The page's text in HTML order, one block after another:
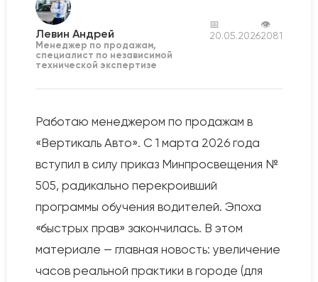
Левин Андрей
Менеджер по продажам,
специалист по независимой
технической экспертизе
📅
20.05.2026
👁
2081
Работаю менеджером по продажам в
«Вертикаль Авто». С 1 марта 2026 года
вступил в силу приказ Минпросвещения №
505, радикально перекроивший
программы обучения водителей. Эпоха
«быстрых прав» закончилась. В этом
материале — главная новость: увеличение
часов реальной практики в городе (для